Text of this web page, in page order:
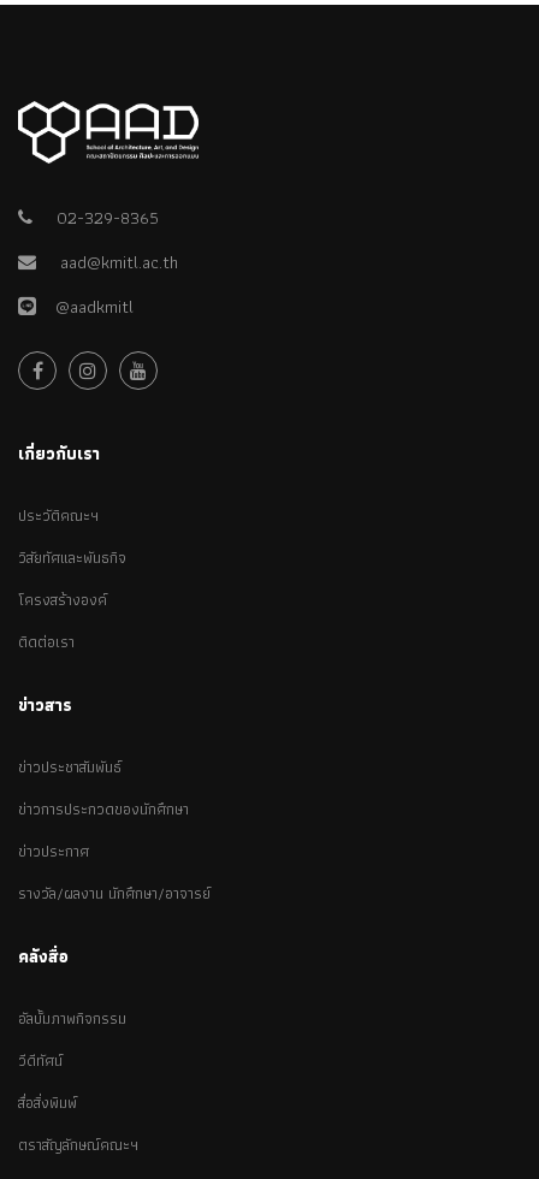
02-329-8365
aad@kmitl.ac.th
@aadkmitl
เกี่ยวกับเรา
ประวัติคณะฯ
วิสัยทัศและพันธกิจ
โครงสร้างองค์
ติดต่อเรา
ข่าวสาร
ข่าวประชาสัมพันธ์
ข่าวการประกวดของนักศึกษา
ข่าวประกาศ
รางวัล/ผลงาน นักศึกษา/อาจารย์
คลังสื่อ
อัลบั้มภาพกิจกรรม
วีดีทัศน์
สื่อสิ่งพิมพ์
ตราสัญลักษณ์คณะฯ